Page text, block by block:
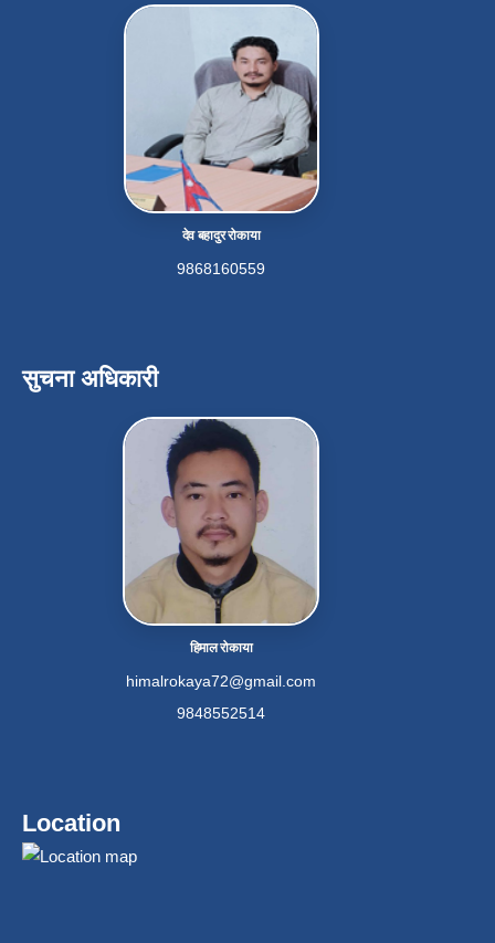
देव बहादुर रोकाया
9868160559
सुचना अधिकारी
हिमाल रोकाया
himalrokaya72@gmail.com
9848552514
Location